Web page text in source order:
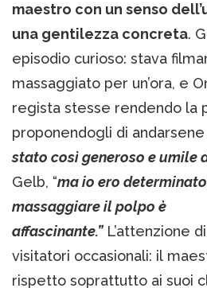
maestro con un senso
una gentilezza concreta.
episodio curioso: stava
massaggiato per un’ora, e
regista stesse rendendo la
proponendogli di
stato così generoso e umile
Gelb, “ma io ero
massaggiare il polpo è
affascinante.”L’attenzione
visitatori occasionali: il
rispetto soprattutto ai suoi